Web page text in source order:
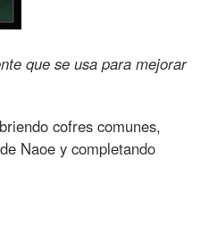
que se usa para mejorar
cofres comunes,
Naoe y completando